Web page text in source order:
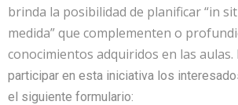
brinda la posibilidad de planificar “in
medida” que complementen o
conocimientos adquiridos en las aulas.
participar en esta iniciativa los
el siguiente formulario: